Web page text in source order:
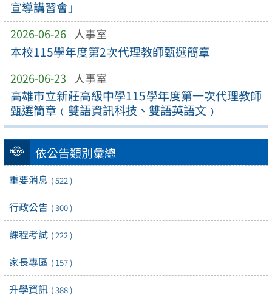
宣導講習會」
2026-06-26 人事室
本校115學年度第2次代理教師甄選簡章
2026-06-23 人事室
高雄市立新莊高級中學115學年度第一次代理教師
甄選簡章﹙雙語資訊科技、雙語英語文﹚
依公告類別彙總
重要消息 ( 522 )
行政公告 ( 300 )
課程考試 ( 222 )
家長專區 ( 157 )
升學資訊 ( 388 )